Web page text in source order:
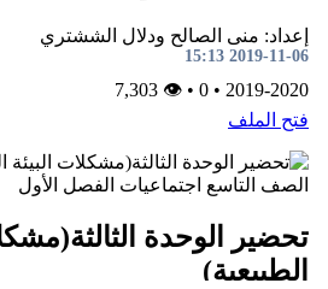
إعداد: منى الصالح ودلال الششتري
2019-11-06 15:13
2019-2020
•
0
•
👁 7,303
فتح الملف
الصف التاسع اجتماعيات الفصل الأول
تحضير الوحدة
الطبيعية)